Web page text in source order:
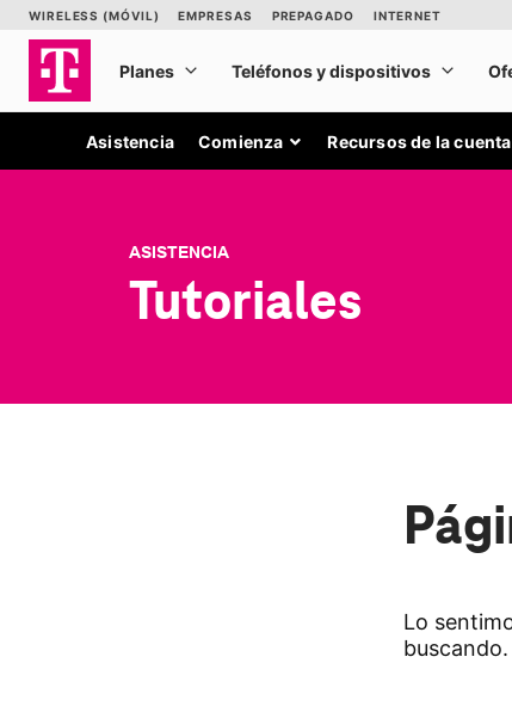
Asistencia Comienza Recursos de la cuenta
ASISTENCIA
Tutoriales